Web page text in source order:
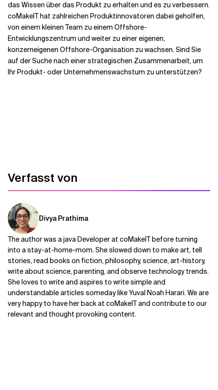
das Wissen über das Produkt zu erhalten und es zu verbessern.
coMakeIT hat zahlreichen Produktinnovatoren dabei geholfen,
von einem kleinen Team zu einem Offshore-
Entwicklungszentrum und weiter zu einer eigenen,
konzerneigenen Offshore-Organisation zu wachsen. Sind Sie
auf der Suche nach einer strategischen Zusammenarbeit, um
Ihr Produkt- oder Unternehmenswachstum zu unterstützen?
Verfasst von
Divya Prathima
The author was a java Developer at coMakeIT before turning
into a stay-at-home-mom. She slowed down to make art, tell
stories, read books on fiction, philosophy, science, art-history,
write about science, parenting, and observe technology trends.
She loves to write and aspires to write simple and
understandable articles someday like Yuval Noah Harari. We are
very happy to have her back at coMakeIT and contribute to our
relevant and thought provoking content.